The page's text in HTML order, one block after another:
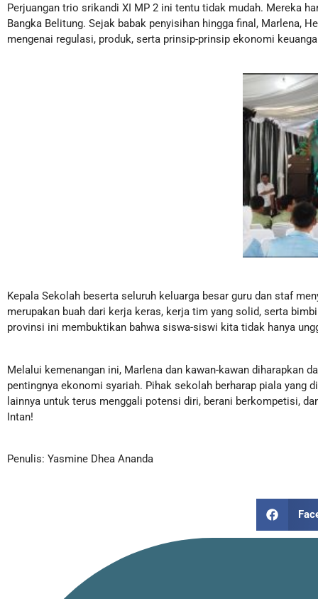
Perjuangan trio srikandi XI MP 2 ini tentu tidak mudah. Mereka
Bangka Belitung. Sejak babak penyisihan hingga final, Marlena,
mengenai regulasi, produk, serta prinsip-prinsip ekonomi
Kepala Sekolah beserta seluruh keluarga besar guru dan staf
merupakan buah dari kerja keras, kerja tim yang solid, serta
provinsi ini membuktikan bahwa siswa-siswi kita tidak hanya
Melalui kemenangan ini, Marlena dan kawan-kawan diharapkan
pentingnya ekonomi syariah. Pihak sekolah berharap piala yang
lainnya untuk terus menggali potensi diri, berani berkompetisi,
Intan!
Penulis: Yasmine Dhea Ananda